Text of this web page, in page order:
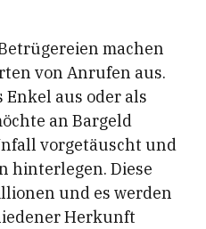
machen
von Anrufen aus.
Enkel aus oder als
an Bargeld
vorgetäuscht und
hinterlegen. Diese
und es werden
Herkunft